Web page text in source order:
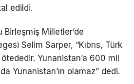
edildi.
Birleşmiş Milletler’de
Selim Sarper, “Kıbrıs, Türk
Yunanistan’a 600 mil
Yunanistan’ın olamaz” dedi.